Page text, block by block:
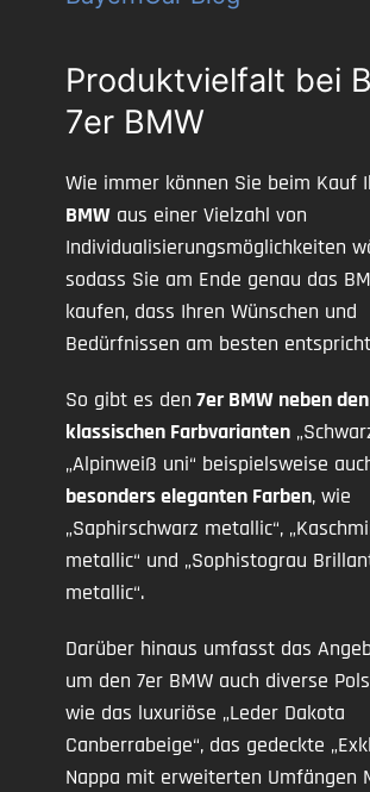
Produktvielfalt bei
7er BMW
Wie immer können Sie beim Kauf
BMW aus einer Vielzahl von
Individualisierungsmöglichkeiten
sodass Sie am Ende genau das
kaufen, dass Ihren Wünschen und
Bedürfnissen am besten
So gibt es den 7er BMW neben den
klassischen Farbvarianten
„Alpinweiß uni“ beispielsweise
besonders eleganten Farben, wie
„Saphirschwarz metallic“,
metallic“ und „Sophistograu
metallic“.
Darüber hinaus umfasst das
um den 7er BMW auch diverse
wie das luxuriöse „Leder Dakota
Canberrabeige“, das gedeckte
Nappa mit erweiterten Umfängen